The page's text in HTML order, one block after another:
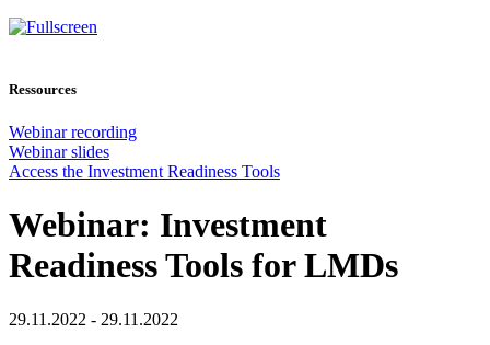
Ressources
Webinar recording
Webinar slides
Access the Investment Readiness Tools
Webinar: Investment
Readiness Tools for LMDs
29.11.2022 - 29.11.2022